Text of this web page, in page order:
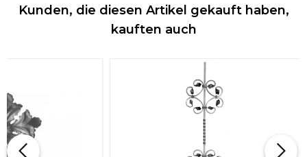
Kunden, die diesen Artikel gekauft haben,
kauften auch